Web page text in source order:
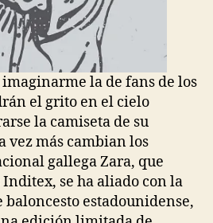
la de fans de los
el grito en el cielo
la camiseta de su
vez más cambian los
gallega Zara, que
se ha aliado con la
estadounidense,